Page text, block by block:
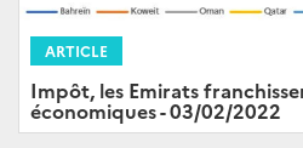
ARTICLE
Impôt, les Emirats
économiques - 03/02/2022